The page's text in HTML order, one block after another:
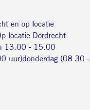
en op locatie
locatie Dordrecht
13.00 - 15.00
uur)donderdag (08.30 -